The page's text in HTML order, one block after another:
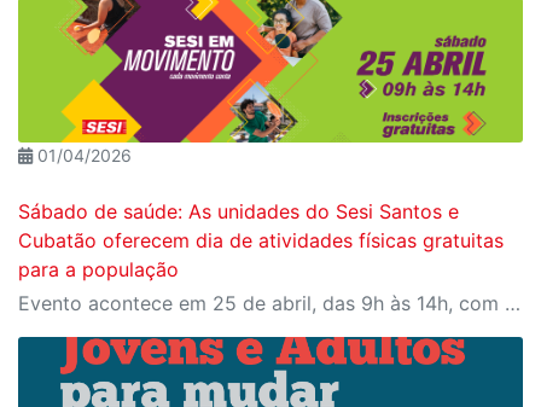
01/04/2026
Sábado de saúde: As unidades do Sesi Santos e
Cubatão oferecem dia de atividades físicas gratuitas
para a população
Evento acontece em 25 de abril, das 9h às 14h, com programação para todas as idades Cubatão